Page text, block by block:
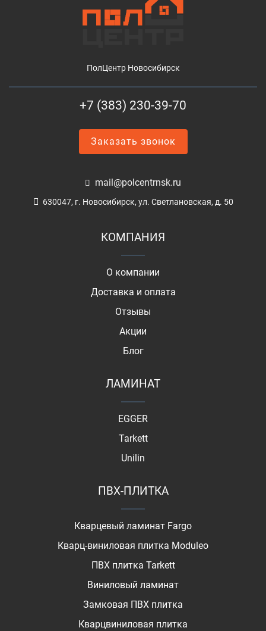
ПолЦентр Новосибирск
+7 (383) 230-39-70
Заказать звонок
mail@polcentrnsk.ru
630047, г. Новосибирск, ул. Светлановская, д. 50
КОМПАНИЯ
О компании
Доставка и оплата
Отзывы
Акции
Блог
ЛАМИНАТ
EGGER
Tarkett
Unilin
ПВХ-ПЛИТКА
Кварцевый ламинат Fargo
Кварц-виниловая плитка Moduleo
ПВХ плитка Tarkett
Виниловый ламинат
Замковая ПВХ плитка
Кварцвиниловая плитка